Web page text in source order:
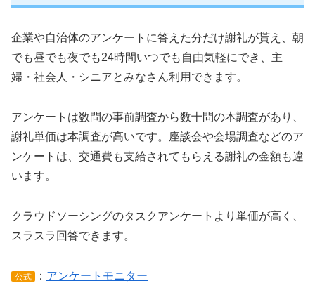
企業や自治体のアンケートに答えた分だけ謝礼が貰え、朝
でも昼でも夜でも24時間いつでも自由気軽にでき、主
婦・社会人・シニアとみなさん利用できます。
アンケートは数問の事前調査から数十問の本調査があり、
謝礼単価は本調査が高いです。座談会や会場調査などのア
ンケートは、交通費も支給されてもらえる謝礼の金額も違
います。
クラウドソーシングのタスクアンケートより単価が高く、
スラスラ回答できます。
公式 ： アンケートモニター